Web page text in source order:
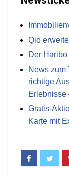
Qio
Der
News zum
richtige
Erlebnisse
Gratis-
Karte mit